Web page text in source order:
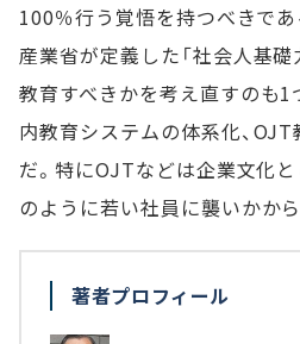
100％行う覚悟を持つべきであ
産業省が定義した「社会人基礎
教育すべきかを考え直すのも1
内教育システムの体系化、
だ。特にOJTなどは企業文化
のように若い社員に襲いかか
著者プロフィール